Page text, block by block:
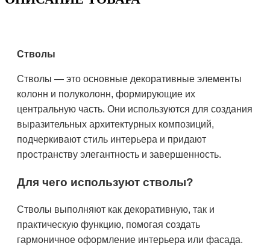
Стволы
Стволы — это основные декоративные элементы
колонн и полуколонн, формирующие их
центральную часть. Они используются для создания
выразительных архитектурных композиций,
подчеркивают стиль интерьера и придают
пространству элегантность и завершенность.
Для чего используют стволы?
Стволы выполняют как декоративную, так и
практическую функцию, помогая создать
гармоничное оформление интерьера или фасада.